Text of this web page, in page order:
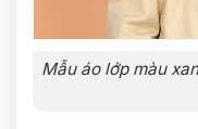
Mẫu áo lớp màu